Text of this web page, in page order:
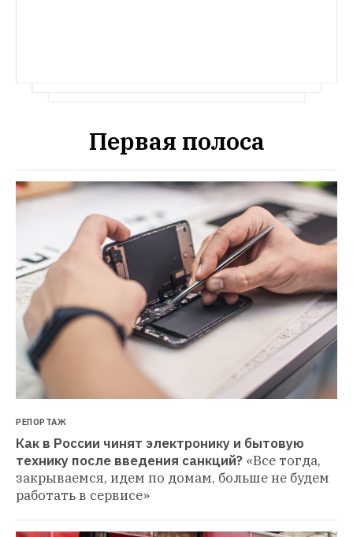
Первая полоса
РЕПОРТАЖ
Как в России чинят электронику и бытовую
технику после введения санкций? «Все тогда,
закрываемся, идем по домам, больше не будем
работать в сервисе»